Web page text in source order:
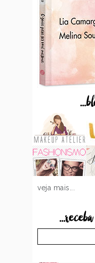
veja mais...